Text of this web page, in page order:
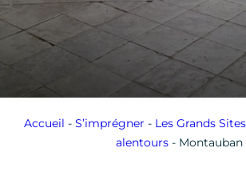
Accueil - S’imprégner - Les Grands
alentours- Montauban